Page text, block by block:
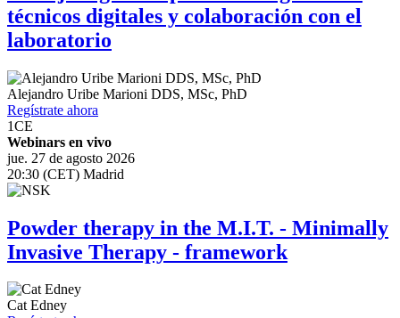
técnicos digitales y colaboración con el
laboratorio
Alejandro Uribe Marioni DDS, MSc, PhD
Regístrate ahora
1CE
Webinars en vivo
jue. 27 de agosto 2026
20:30 (CET) Madrid
Powder therapy in the M.I.T. - Minimally
Invasive Therapy - framework
Cat Edney